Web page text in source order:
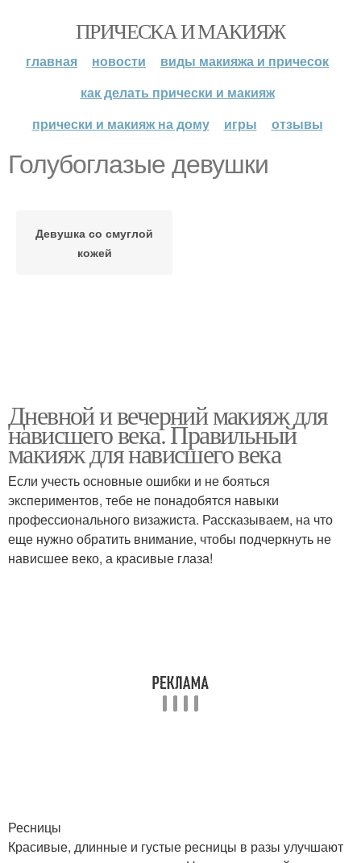
ПРИЧЕСКА И МАКИЯЖ
главная новости
виды макияжа и причесок
как делать прически и макияж
прически и макияж на дому
игры отзывы
Голубоглазые девушки
Девушка со смуглой
кожей
Дневной и вечерний макияж для
нависшего века. Правильный
макияж для нависшего века
Если учесть основные ошибки и не бояться
экспериментов, тебе не понадобятся навыки
профессионального визажиста. Рассказываем, на что
еще нужно обратить внимание, чтобы подчеркнуть не
нависшее веко, а красивые глаза!
Ресницы
Красивые, длинные и густые ресницы в разы улучшают